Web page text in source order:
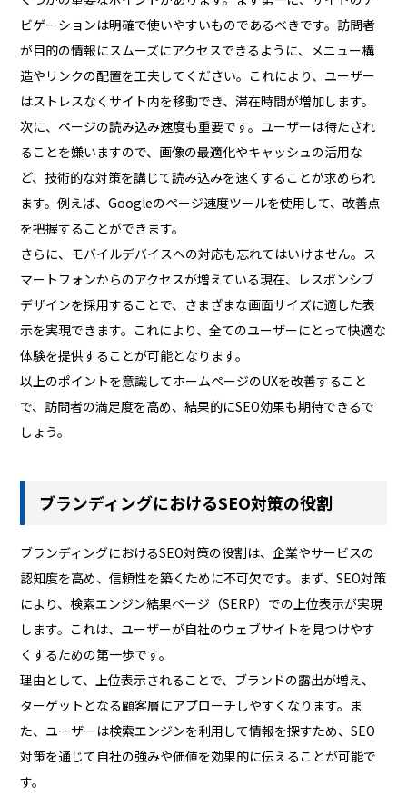
ビゲーションは明確で使いやすいものであるべきです。訪問者
が目的の情報にスムーズにアクセスできるように、メニュー構
造やリンクの配置を工夫してください。これにより、ユーザー
はストレスなくサイト内を移動でき、滞在時間が増加します。
次に、ページの読み込み速度も重要です。ユーザーは待たされ
ることを嫌いますので、画像の最適化やキャッシュの活用な
ど、技術的な対策を講じて読み込みを速くすることが求められ
ます。例えば、Googleのページ速度ツールを使用して、改善点
を把握することができます。
さらに、モバイルデバイスへの対応も忘れてはいけません。ス
マートフォンからのアクセスが増えている現在、レスポンシブ
デザインを採用することで、さまざまな画面サイズに適した表
示を実現できます。これにより、全てのユーザーにとって快適な
体験を提供することが可能となります。
以上のポイントを意識してホームページのUXを改善すること
で、訪問者の満足度を高め、結果的にSEO効果も期待できるで
しょう。
ブランディングにおけるSEO対策の役割
ブランディングにおけるSEO対策の役割は、企業やサービスの
認知度を高め、信頼性を築くために不可欠です。まず、SEO対策
により、検索エンジン結果ページ（SERP）での上位表示が実現
します。これは、ユーザーが自社のウェブサイトを見つけやす
くするための第一歩です。
理由として、上位表示されることで、ブランドの露出が増え、
ターゲットとなる顧客層にアプローチしやすくなります。ま
た、ユーザーは検索エンジンを利用して情報を探すため、SEO
対策を通じて自社の強みや価値を効果的に伝えることが可能で
す。